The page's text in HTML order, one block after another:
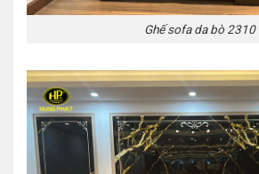
Ghế sofa da bò 2310